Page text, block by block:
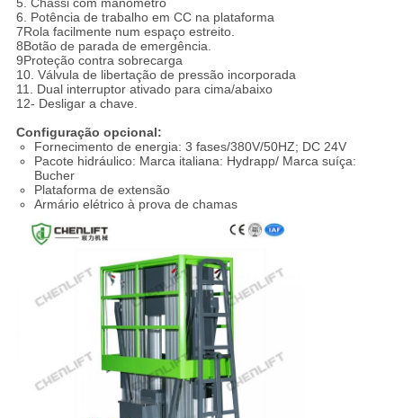
5. Chassi com manômetro
6. Potência de trabalho em CC na plataforma
7Rola facilmente num espaço estreito.
8Botão de parada de emergência.
9Proteção contra sobrecarga
10. Válvula de libertação de pressão incorporada
11. Dual interruptor ativado para cima/abaixo
12- Desligar a chave.
Configuração opcional:
Fornecimento de energia: 3 fases/380V/50HZ; DC 24V
Pacote hidráulico: Marca italiana: Hydrapp/ Marca suíça:
Bucher
Plataforma de extensão
Armário elétrico à prova de chamas